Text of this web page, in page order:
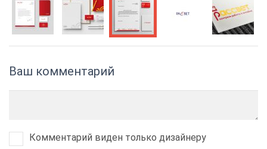
Ваш комментарий
Комментарий виден только дизайнеру